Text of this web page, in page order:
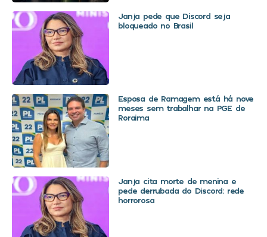
Janja pede que Discord seja
bloqueado no Brasil
Esposa de Ramagem está há nove
meses sem trabalhar na PGE de
Roraima
Janja cita morte de menina e
pede derrubada do Discord: rede
horrorosa